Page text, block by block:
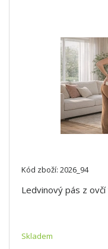
Kód zboží: 2026_94
Ledvinový pás z
Skladem